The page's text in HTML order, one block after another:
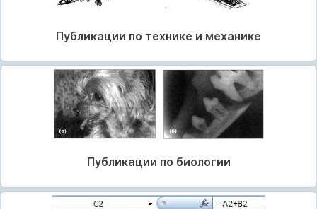
Публикации по технике и механике
Публикации по биологии